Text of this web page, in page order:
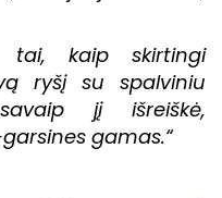
kaip skirtingi
ryšį su spalviniu
jį išreiškė,
gamas.“